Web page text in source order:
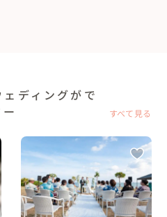
ディングがで
すべて見る